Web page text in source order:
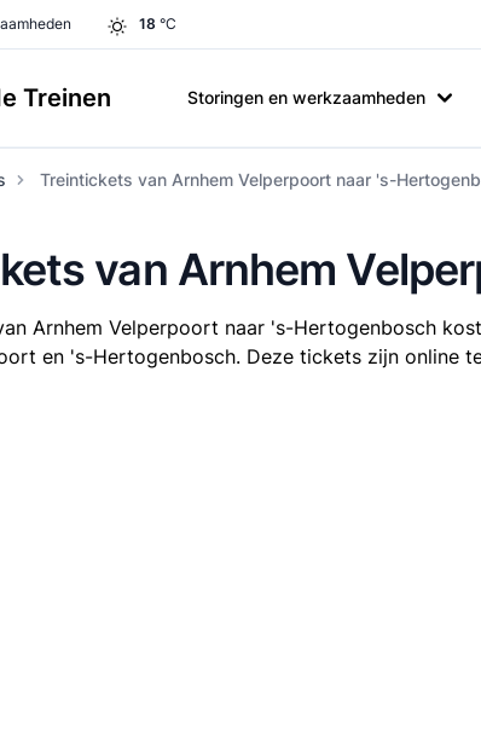
18 °C
Treinen Storingen en werkzaamheden
Treintickets van Arnhem Velperpoort naar 's-
van Arnhem
Arnhem Velperpoort naar 's-Hertogenbosch kost
en 's-Hertogenbosch. Deze tickets zijn